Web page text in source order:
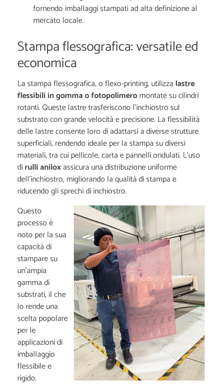
fornendo imballaggi stampati ad alta definizione al
mercato locale.
Stampa flessografica: versatile ed
economica
La stampa flessografica, o flexo-printing, utilizza lastre
flessibili in gomma o fotopolimeromontate su cilindri
rotanti. Queste lastre trasferiscono l'inchiostro sul
substrato con grande velocità e precisione. La flessibilità
delle lastre consente loro di adattarsi a diverse strutture
superficiali, rendendo ideale per la stampa su diversi
materiali, tra cui pellicole, carta e pannelli ondulati. L'uso
dirulli aniloxassicura una distribuzione uniforme
dell'inchiostro, migliorando la qualità di stampa e
riducendo gli sprechi di inchiostro.
Questo
processo è
noto per la sua
capacità di
stampare su
un'ampia
gamma di
substrati, il che
lo rende una
scelta popolare
per le
applicazioni di
imballaggio
flessibile e
rigido.